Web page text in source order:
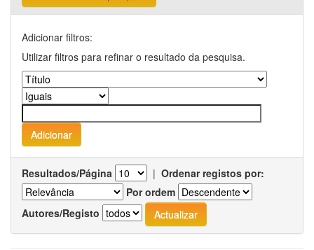
Adicionar filtros:
Utilizar filtros para refinar o resultado da pesquisa.
Resultados/Página | Ordenar registos por:
Por ordem
Autores/Registo